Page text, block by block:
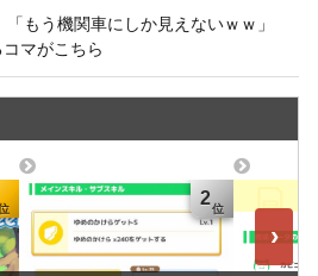
「もう機関車にしか見えないｗｗ」
マがこちら
2
›